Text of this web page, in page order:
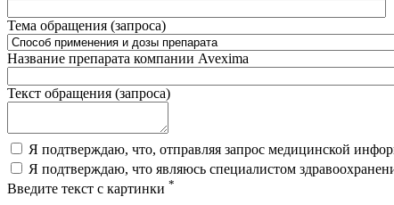
Тема обращения (запроса)
Название препарата компании Avexima
Текст обращения (запроса)
Я подтверждаю, что, отправляя запрос медицинской
Я подтверждаю, что являюсь специалистом
Введите текст с картинки *